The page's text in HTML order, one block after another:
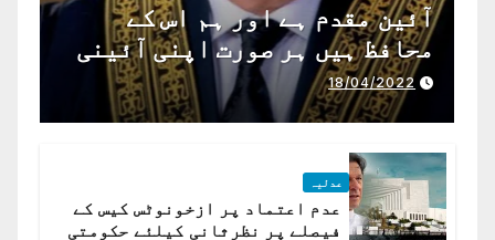
آئین مقدم ہے اور ہم اس کے
محافظ ہیں ہر صورت اپنی آئینی
ذمہ داری ادا کرینگے ، چیف
جسٹس پاکستان
18/04/2022
عدلیہ
عدم اعتماد پر ازخونوٹس کیس کے
فیصلے پر نظرثانی کیلئے حکومتی